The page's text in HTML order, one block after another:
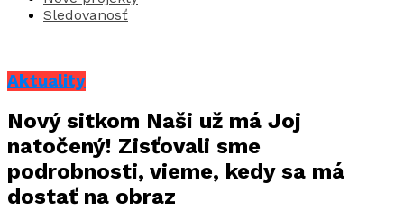
Sledovanosť
Aktuality
Nový sitkom Naši už má Joj
natočený! Zisťovali sme
podrobnosti, vieme, kedy sa má
dostať na obraz